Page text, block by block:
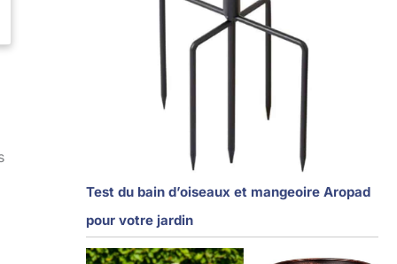
Test du bain d’oiseaux et mangeoire Aropad
pour votre jardin